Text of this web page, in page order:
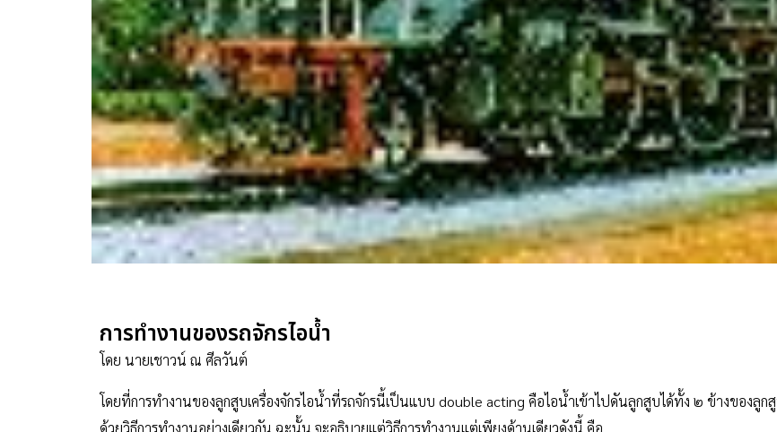
การทำงานของรถจักรไอน้ำ
โดย นายเชาวน์ ณ ศีลวันต์
โดยที่การทำงานของลูกสูบเครื่องจักรไอน้ำที่รถจักรนี้เป็นแบบ double acting คือไอน้ำเข้าไปดันลูกสูบได้ทั้ง ๒ ข้างของลูก
ด้วยวิธีการทำงานอย่างเดียวกัน ฉะนั้น จะอธิบายแต่วิธีการทำงานแต่เพียงด้านเดียวดังนี้ คือ